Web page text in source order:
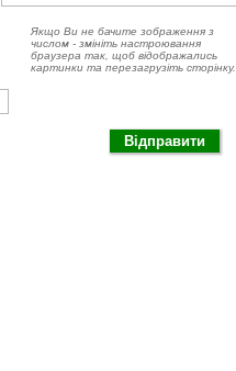
Якщо Ви не бачите зображення з
числом - змініть настроювання
браузера так, щоб відображались
картинки та перезагрузіть сторінку.